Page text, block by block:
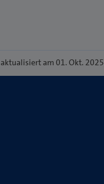
aktualisiert am 01. Okt. 2025